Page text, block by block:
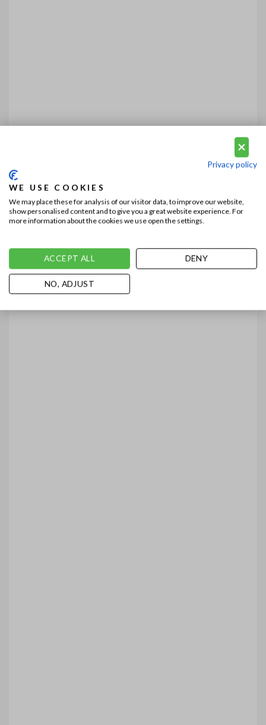
Privacy policy
WE USE COOKIES
We may place these for analysis of our visitor data, to improve our website,
show personalised content and to give you a great website experience. For
more information about the cookies we use open the settings.
ACCEPT ALL DENY
NO, ADJUST